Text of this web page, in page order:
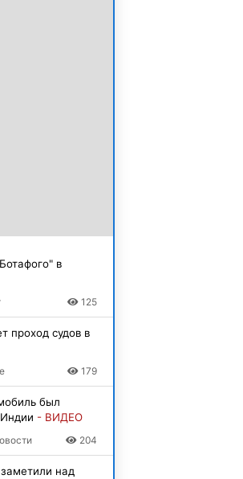
в
125
проход судов в
179
был
- ВИДЕО
204
над